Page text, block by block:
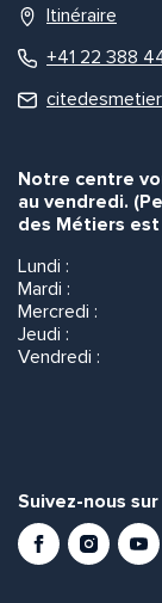
Itinéraire
+41 22 388
Notre centre
au vendredi.
des Métiers est
Lundi :
Mardi :
Mercredi :
Jeudi :
Vendredi :
Suivez-nous
FacebookInstagram